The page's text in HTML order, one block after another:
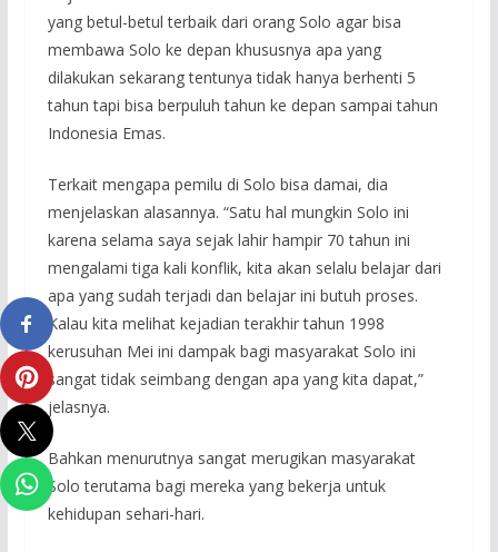
yang betul-betul terbaik dari orang Solo agar bisa
membawa Solo ke depan khususnya apa yang
dilakukan sekarang tentunya tidak hanya berhenti 5
tahun tapi bisa berpuluh tahun ke depan sampai tahun
Indonesia Emas.
Terkait mengapa pemilu di Solo bisa damai, dia
menjelaskan alasannya. “Satu hal mungkin Solo ini
karena selama saya sejak lahir hampir 70 tahun ini
mengalami tiga kali konflik, kita akan selalu belajar dari
apa yang sudah terjadi dan belajar ini butuh proses.
Kalau kita melihat kejadian terakhir tahun 1998
kerusuhan Mei ini dampak bagi masyarakat Solo ini
sangat tidak seimbang dengan apa yang kita dapat,”
jelasnya.
Bahkan menurutnya sangat merugikan masyarakat
Solo terutama bagi mereka yang bekerja untuk
kehidupan sehari-hari.